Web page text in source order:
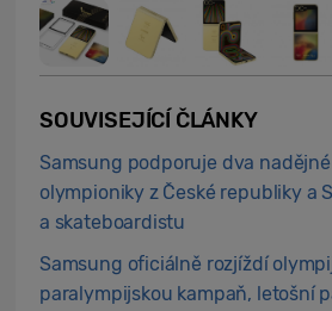
SOUVISEJÍCÍ ČLÁNKY
Samsung podporuje dva
olympioniky z České republiky a
a skateboardistu
Samsung oficiálně rozjíždí
paralympijskou kampaň, letošní